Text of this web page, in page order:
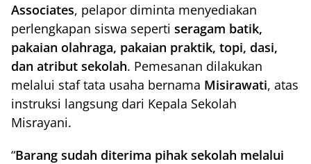
Associates, pelapor diminta menyediakan
perlengkapan siswa seperti seragam batik,
pakaian olahraga, pakaian praktik, topi, dasi,
dan atribut sekolah. Pemesanan dilakukan
melalui staf tata usaha bernama Misirawati, atas
instruksi langsung dari Kepala Sekolah
Misrayani.
“Barang sudah diterima pihak sekolah melalui